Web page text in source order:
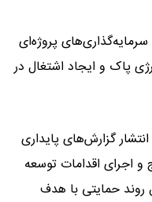
پروژه‌ای
پاک و ایجاد اشتغال در
به انتشار گزارش‌های پایداری
و اجرای اقدامات توسعه
روند حمایتی با هدف